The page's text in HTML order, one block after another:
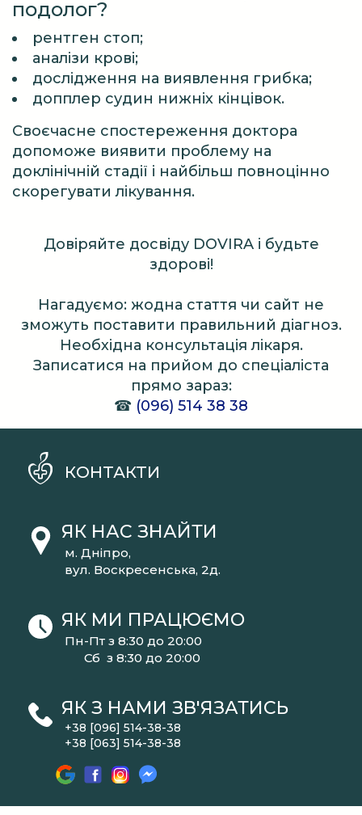
подолог?
рентген стоп;
аналізи крові;
дослідження на виявлення грибка;
допплер судин нижніх кінцівок.
Своєчасне спостереження доктора
допоможе виявити проблему на
доклінічній стадії і найбільш повноцінно
скорегувати лікування.
Довіряйте досвіду DOVIRA і будьте
здорові!
Нагадуємо: жодна стаття чи сайт не
зможуть поставити правильний діагноз.
Необхідна консультація лікаря.
Записатися на прийом до спеціаліста
прямо зараз:
☎ (096) 514 38 38
КОНТАКТИ
ЯК НАС ЗНАЙТИ
м. Дніпро,
вул. Воскресенська, 2д.
ЯК МИ ПРАЦЮЄМО
Пн-Пт з 8:30 до 20:00
Сб з 8:30 до 20:00
ЯК З НАМИ ЗВ'ЯЗАТИСЬ
+38 [096] 514-38-38
+38 [063] 514-38-38